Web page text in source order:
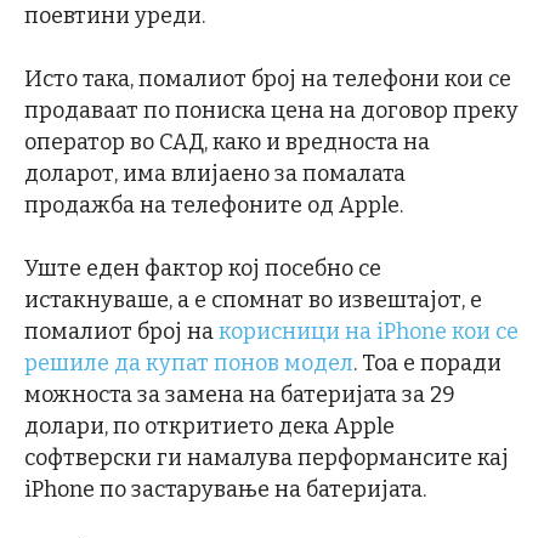
поевтини уреди.
Исто така, помалиот број на телефони кои се
продаваат по пониска цена на договор преку
оператор во САД, како и вредноста на
доларот, има влијаено за помалата
продажба на телефоните од Apple.
Уште еден фактор кој посебно се
истакнуваше, а е спомнат во извештајот, е
помалиот број накорисници на iPhone кои се
решиле да купат понов модел. Тоа е поради
можноста за замена на батеријата за 29
долари, по откритието дека Apple
софтверски ги намалува перформансите кај
iPhone по застарување на батеријата.